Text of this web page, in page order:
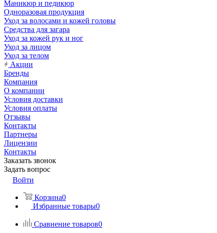
Маникюр и педикюр
Одноразовая продукция
Уход за волосами и кожей головы
Средства для загара
Уход за кожей рук и ног
Уход за лицом
Уход за телом
Акции
Бренды
Компания
О компании
Условия доставки
Условия оплаты
Отзывы
Контакты
Партнеры
Лицензии
Контакты
Заказать звонок
Задать вопрос
Войти
Корзина0
Избранные товары0
Сравнение товаров0